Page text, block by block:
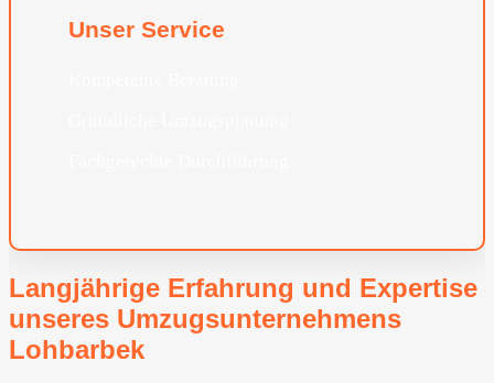
Unser Service
Langjährige Erfahrung und Expertise
unseres Umzugsunternehmens
Lohbarbek